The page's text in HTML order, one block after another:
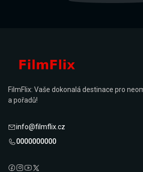
FilmFlix: Vaše dokonalá destinace pro
a pořadů!
info@filmflix.cz
0000000000